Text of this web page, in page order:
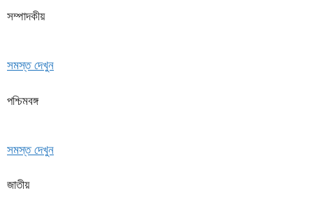
সম্পাদকীয়
সমস্ত দেখুন
পশ্চিমবঙ্গ
সমস্ত দেখুন
জাতীয়